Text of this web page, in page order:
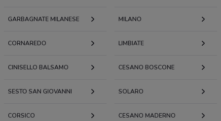
GARBAGNATE MILANESE MILANO
CORNAREDO LIMBIATE
CINISELLO BALSAMO CESANO BOSCONE
SESTO SAN GIOVANNI SOLARO
CORSICO CESANO MADERNO